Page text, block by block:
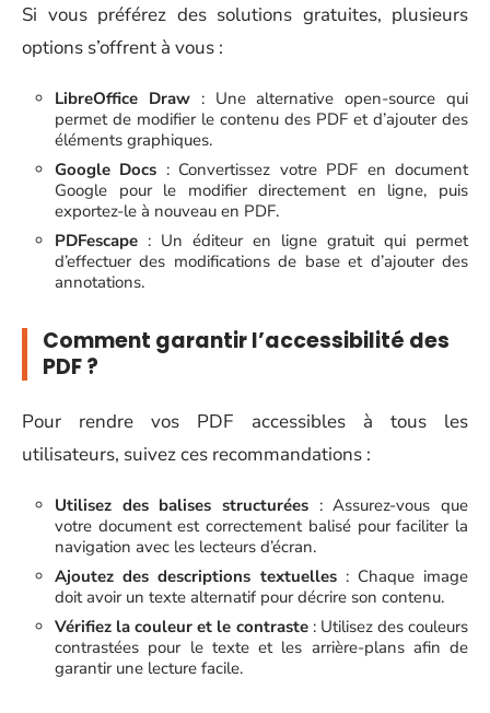
Si vous préférez des solutions gratuites, plusieurs
options s’offrent à vous :
LibreOffice Draw: Une alternative open-source qui
permet de modifier le contenu des PDF et d’ajouter des
éléments graphiques.
Google Docs : Convertissez votre PDF en document
Google pour le modifier directement en ligne, puis
exportez-le à nouveau en PDF.
PDFescape : Un éditeur en ligne gratuit qui permet
d’effectuer des modifications de base et d’ajouter des
annotations.
Comment garantir l’accessibilité des
PDF ?
Pour rendre vos PDF accessibles à tous les
utilisateurs, suivez ces recommandations :
Utilisez des balises structurées : Assurez-vous que
votre document est correctement balisé pour faciliter la
navigation avec les lecteurs d’écran.
Ajoutez des descriptions textuelles: Chaque image
doit avoir un texte alternatif pour décrire son contenu.
Vérifiez la couleur et le contraste: Utilisez des couleurs
contrastées pour le texte et les arrière-plans afin de
garantir une lecture facile.